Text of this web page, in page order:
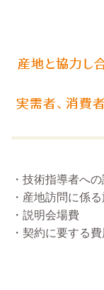
産地と協力し
実需者、消費
・技術指導者へ
・産地訪問に係
・説明会場費
・契約に要する